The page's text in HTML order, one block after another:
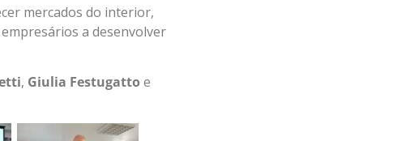
mercados do interior,
a desenvolver
, Giulia Festugatto e